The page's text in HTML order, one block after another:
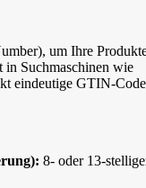
um Ihre
in Suchmaschinen wie
eindeutige GTIN-
8- oder 13-